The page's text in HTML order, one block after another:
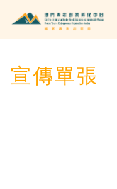
宣傳單張